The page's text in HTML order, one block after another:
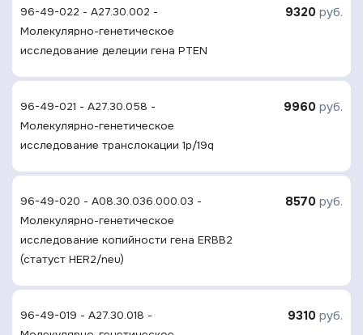
96-49-022 - A27.30.002 -
Молекулярно-генетическое
исследование делеции гена PTEN
9320 руб.
96-49-021 - A27.30.058 -
Молекулярно-генетическое
исследование транслокации 1p/19q
9960 руб.
96-49-020 - A08.30.036.000.03 -
Молекулярно-генетическое
исследование копийности гена ERBB2
(статуст HER2/neu)
8570 руб.
96-49-019 - A27.30.018 -
9310 руб.